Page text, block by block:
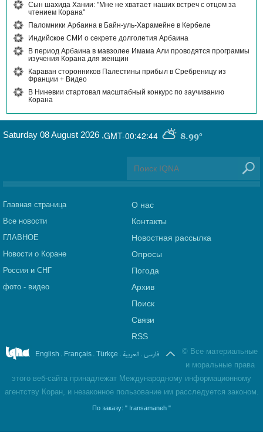
Сын шахида Хании: "Мне не хватает наших встреч с отцом за
чтением Корана"
Паломники Арбаина в Байн-уль-Харамейне в Кербеле
Индийское СМИ о секрете долголетия Арбаина
В период Арбаина в мавзолее Имама Али проводятся программы
изучения Корана для женщин
Караван сторонников Палестины прибыл в Сребреницу из
Франции + Видео
В Ниневии стартовал масштабный конкурс по заучиванию
Корана
GMT-00:42:44 8.99°
Saturday 08 August 2026 ,
Главная страница
Все новости
ГЛАВНОЕ
Новости о Коране
Россия и СНГ
фото - видео
О нас
Контакты
Новостная рассылка
Опросы
Погода
Архив
Поиск
Связи
RSS
English . Français . Türkçe . العربیة . فارسی © Все материальные
и моральные права
этого веб-сайта принадлежат Международному информационному
агентству Коран, и незаконное пользование им расследуется законом.
По заказу: " Iransamaneh "